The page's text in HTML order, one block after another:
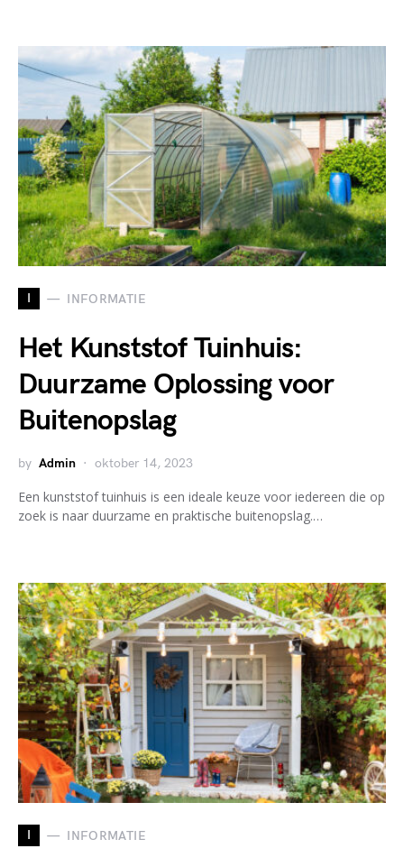
I INFORMATIE
Het Kunststof Tuinhuis:
Duurzame Oplossing voor
Buitenopslag
by Admin oktober 14, 2023
Een kunststof tuinhuis is een ideale keuze voor iedereen die op
zoek is naar duurzame en praktische buitenopslag.…
I INFORMATIE